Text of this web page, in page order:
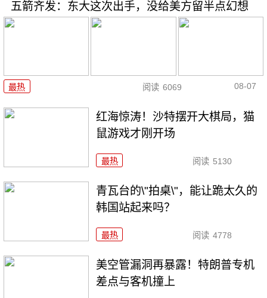
五箭齐发：东大这次出手，没给美方留半点幻想
最热 阅读 6069 08-07
红海惊涛！沙特摆开大棋局，猫
鼠游戏才刚开场
最热 阅读 5130
青瓦台的\"拍桌\"，能让跪太久的
韩国站起来吗？
最热 阅读 4778
美空管漏洞再暴露！特朗普专机
差点与客机撞上